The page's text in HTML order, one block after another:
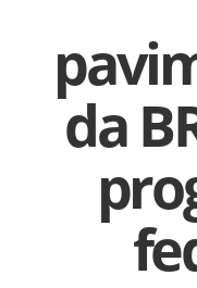
da